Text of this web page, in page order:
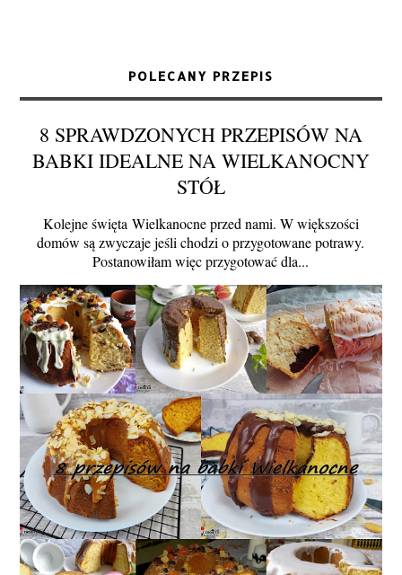
POLECANY PRZEPIS
8 SPRAWDZONYCH PRZEPISÓW NA
BABKI IDEALNE NA WIELKANOCNY
STÓŁ
Kolejne święta Wielkanocne przed nami. W większości
domów są zwyczaje jeśli chodzi o przygotowane potrawy.
Postanowiłam więc przygotować dla...